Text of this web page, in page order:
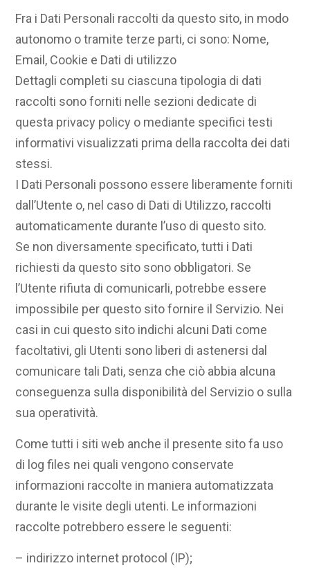
Fra i Dati Personali raccolti da questo sito, in modo
autonomo o tramite terze parti, ci sono: Nome,
Email, Cookie e Dati di utilizzo
Dettagli completi su ciascuna tipologia di dati
raccolti sono forniti nelle sezioni dedicate di
questa privacy policy o mediante specifici testi
informativi visualizzati prima della raccolta dei dati
stessi.
I Dati Personali possono essere liberamente forniti
dall’Utente o, nel caso di Dati di Utilizzo, raccolti
automaticamente durante l’uso di questo sito.
Se non diversamente specificato, tutti i Dati
richiesti da questo sito sono obbligatori. Se
l’Utente rifiuta di comunicarli, potrebbe essere
impossibile per questo sito fornire il Servizio. Nei
casi in cui questo sito indichi alcuni Dati come
facoltativi, gli Utenti sono liberi di astenersi dal
comunicare tali Dati, senza che ciò abbia alcuna
conseguenza sulla disponibilità del Servizio o sulla
sua operatività.
Come tutti i siti web anche il presente sito fa uso
di log files nei quali vengono conservate
informazioni raccolte in maniera automatizzata
durante le visite degli utenti. Le informazioni
raccolte potrebbero essere le seguenti:
– indirizzo internet protocol (IP);